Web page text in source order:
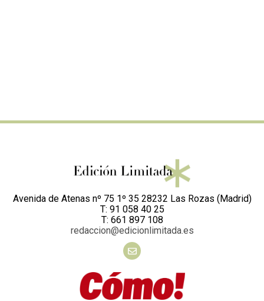
Avenida de Atenas nº 75 1º 35 28232 Las Rozas (Madrid)
T: 91 058 40 25
T: 661 897 108
redaccion@edicionlimitada.es